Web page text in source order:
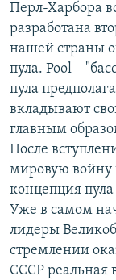
Перл-Харбора
разработана
нашей страны
пула. Pool –
пула
вкладывают
главным
После
мировую войну
концепция
Уже в самом
лидеры
стремлении
СССР реальная